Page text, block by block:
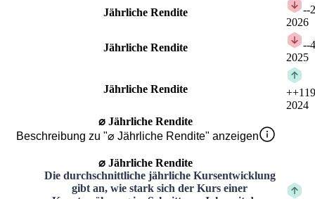
Jährliche Rendite --
2026
Jährliche Rendite --
2025
Jährliche Rendite +
2024
⌀ Jährliche Rendite
Beschreibung zu "⌀ Jährliche Rendite" anzeigen
⌀ Jährliche Rendite
Die durchschnittliche jährliche Kursentwicklung
gibt an, wie stark sich der Kurs einer